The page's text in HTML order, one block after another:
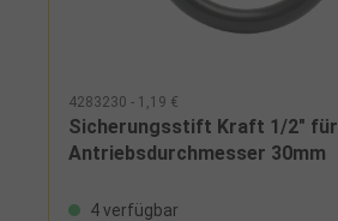
4283230 - 1,19 €
Sicherungsstift Kraft 1/2" für
Antriebsdurchmesser 30mm
4 verfügbar